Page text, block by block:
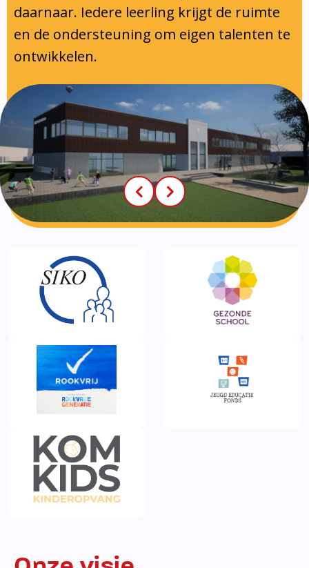
daarnaar. Iedere leerling krijgt de ruimte
en de ondersteuning om eigen talenten te
ontwikkelen.